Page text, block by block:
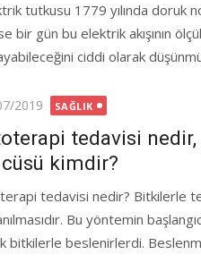
tutkusu 1779 yılında doruk
bir gün bu elektrik akışının
ciddi olarak
2019 SAĞLIK
tedavisi
kimdir?
tedavisi nedir? Bitkilerle
Bu yöntemin
bitkilerle beslenirlerdi.